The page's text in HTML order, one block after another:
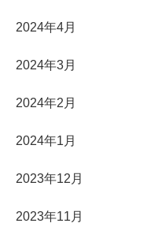
2024年4月
2024年3月
2024年2月
2024年1月
2023年12月
2023年11月